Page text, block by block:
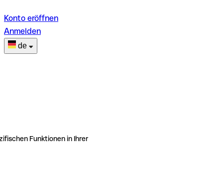
Konto eröffnen
Anmelden
de
Funktionen in Ihrer